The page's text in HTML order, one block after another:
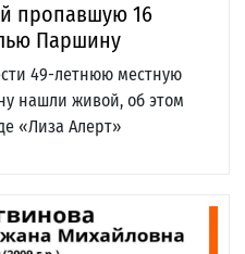
пропавшую 16
Паршину
49-летнюю местную
нашли живой, об этом
«Лиза Алерт»